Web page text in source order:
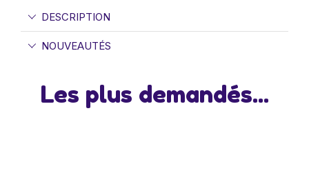
DESCRIPTION
NOUVEAUTÉS
Les plus demandés...